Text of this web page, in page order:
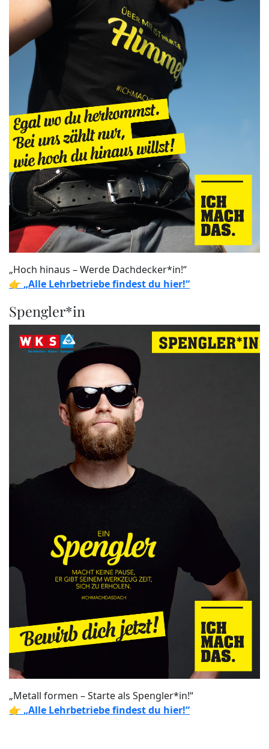
„Hoch hinaus – Werde Dachdecker*in!“
👉 „Alle Lehrbetriebe findest du hier!“
Spengler*in
„Metall formen – Starte als Spengler*in!“
👉 „Alle Lehrbetriebe findest du hier!“